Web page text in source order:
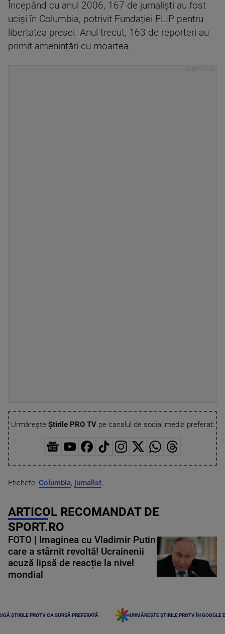
Începând cu anul 2006, 167 de jurnalişti au fost
ucişi în Columbia, potrivit Fundației FLIP pentru
libertatea presei. Anul trecut, 163 de reporteri au
primit amenințări cu moartea.
Urmărește Știrile PRO TVpe canalul de social media preferat:
Etichete: Columbia, jurnalist,
ARTICOL RECOMANDAT DE
SPORT.RO
FOTO | Imaginea cu Vladimir Putin
care a stârnit revoltă! Ucrainenii
acuză lipsă de reacție la nivel
mondial
ȘTIRILE PROTV CA SURSĂ PREFERATĂ URMĂREȘTE ȘTIRILE PROTV ÎN GOOGLE